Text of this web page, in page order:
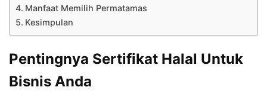
Manfaat Memilih Permatamas
Kesimpulan
Pentingnya Sertifikat Halal Untuk
Bisnis Anda